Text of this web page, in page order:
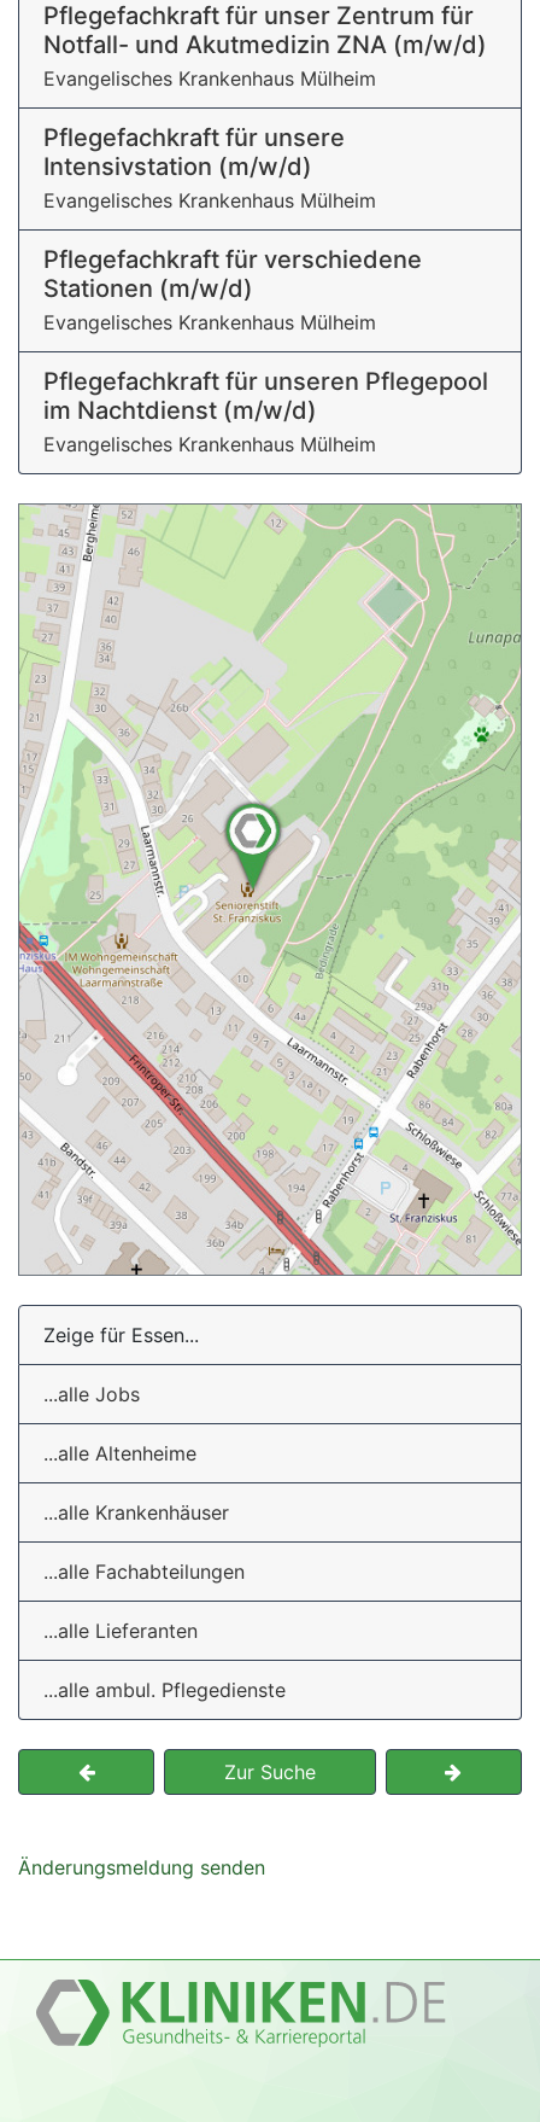
Pflegefachkraft für unser Zentrum für
Notfall- und Akutmedizin ZNA (m/w/d)
Evangelisches Krankenhaus Mülheim
Pflegefachkraft für unsere
Intensivstation (m/w/d)
Evangelisches Krankenhaus Mülheim
Pflegefachkraft für verschiedene
Stationen (m/w/d)
Evangelisches Krankenhaus Mülheim
Pflegefachkraft für unseren Pflegepool
im Nachtdienst (m/w/d)
Evangelisches Krankenhaus Mülheim
Zeige für Essen...
...alle Jobs
...alle Altenheime
...alle Krankenhäuser
...alle Fachabteilungen
...alle Lieferanten
...alle ambul. Pflegedienste
Zur Suche
Änderungsmeldung senden